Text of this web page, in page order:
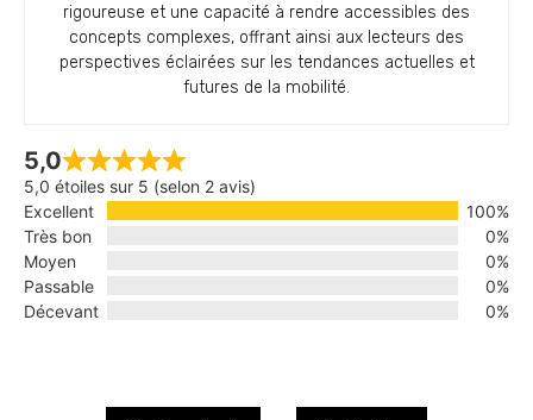
rigoureuse et une capacité à rendre accessibles des
concepts complexes, offrant ainsi aux lecteurs des
perspectives éclairées sur les tendances actuelles et
futures de la mobilité.
5,0
5,0 étoiles sur 5 (selon 2 avis)
Excellent
100%
Très bon
0%
Moyen
0%
Passable
0%
Décevant
0%